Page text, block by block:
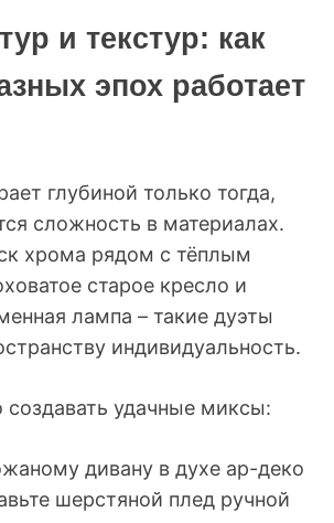
и текстур: как
эпох работает
глубиной только тогда,
сложность в материалах.
хрома рядом с тёплым
старое кресло и
лампа – такие дуэты
индивидуальность.
удачные миксы:
дивану в духе ар-деко
шерстяной плед ручной